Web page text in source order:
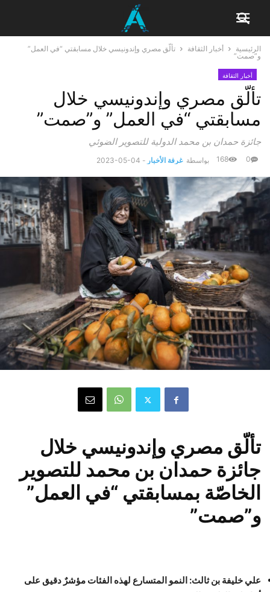
الرئيسية أخبار الثقافة
تألّق مصري وإندونيسي خلال مسابقتي “في العمل”
و”صمت”
أخبار الثقافة
تألّق مصري وإندونيسي خلال
مسابقتي “في العمل” و”صمت”
جائزة حمدان بن محمد الدولية للتصوير الضوئي
بواسطة غرفة الأخبار -
2023-05-04 0
168
تألّق مصري وإندونيسي خلال
جائزة حمدان بن محمد للتصوير
الخاصّة بمسابقتي “في العمل”
و”صمت”
علي خليفة بن ثالث: النمو المتسارع لهذه الفئات مؤشرٌ دقيق على